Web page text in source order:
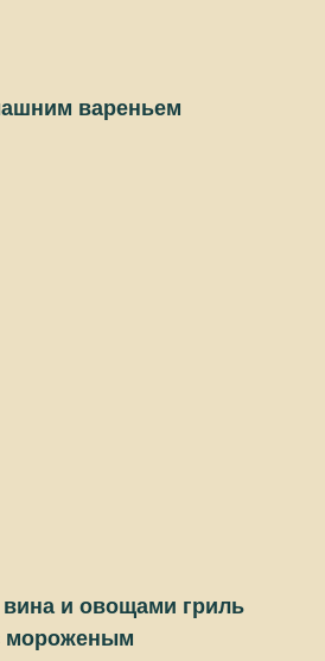
вареньем
вина и овощами гриль
мороженым